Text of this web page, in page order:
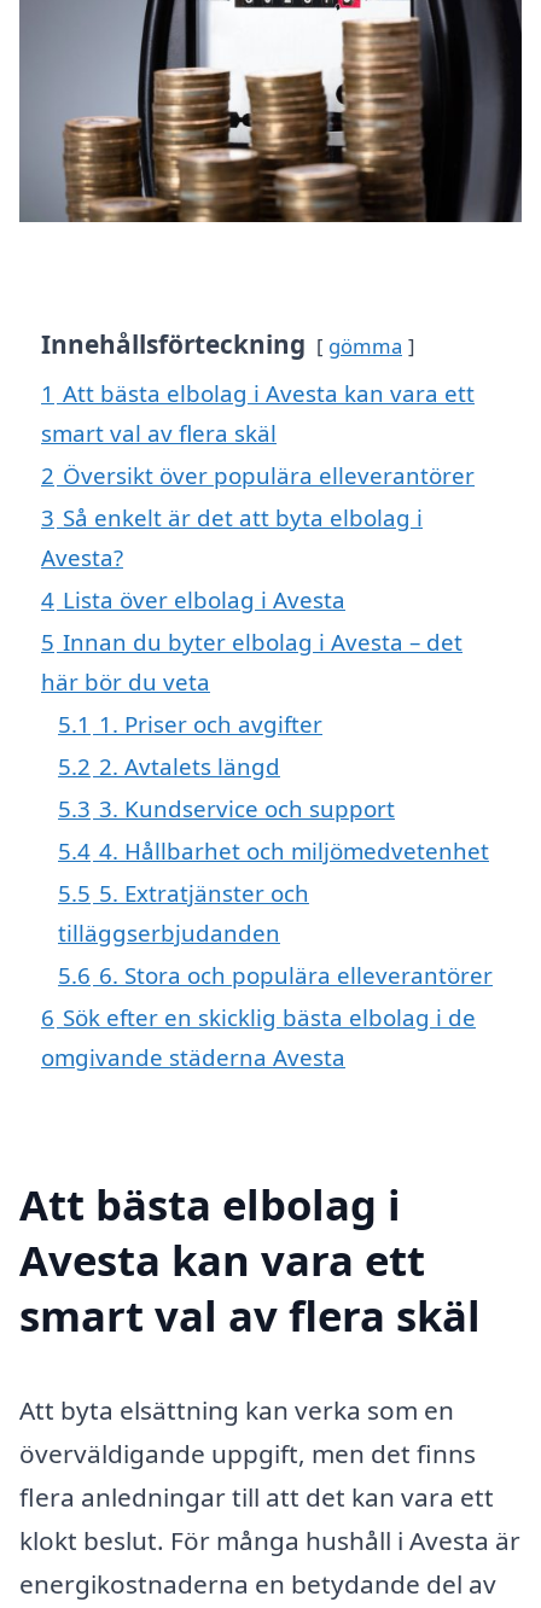
Innehållsförteckning gömma
1 Att bästa elbolag i Avesta kan vara ett
smart val av flera skäl
2 Översikt över populära elleverantörer
3 Så enkelt är det att byta elbolag i
Avesta?
4 Lista över elbolag i Avesta
5 Innan du byter elbolag i Avesta – det
här bör du veta
5.1 1. Priser och avgifter
5.2 2. Avtalets längd
5.3 3. Kundservice och support
5.4 4. Hållbarhet och miljömedvetenhet
5.5 5. Extratjänster och
tilläggserbjudanden
5.6 6. Stora och populära elleverantörer
6 Sök efter en skicklig bästa elbolag i de
omgivande städerna Avesta
Att bästa elbolag i
Avesta kan vara ett
smart val av flera skäl
Att byta elsättning kan verka som en
överväldigande uppgift, men det finns
flera anledningar till att det kan vara ett
klokt beslut. För många hushåll i Avesta är
energikostnaderna en betydande del av